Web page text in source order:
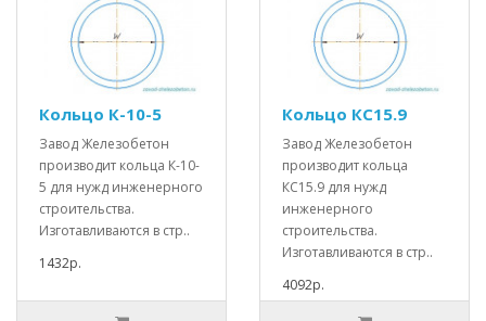
Кольцо К-10-5
Завод Железобетон
производит кольца К-10-
5 для нужд инженерного
строительства.
Изготавливаются в стр..
1432р.
Кольцо КС15.9
Завод Железобетон
производит кольца
КС15.9 для нужд
инженерного
строительства.
Изготавливаются в стр..
4092р.